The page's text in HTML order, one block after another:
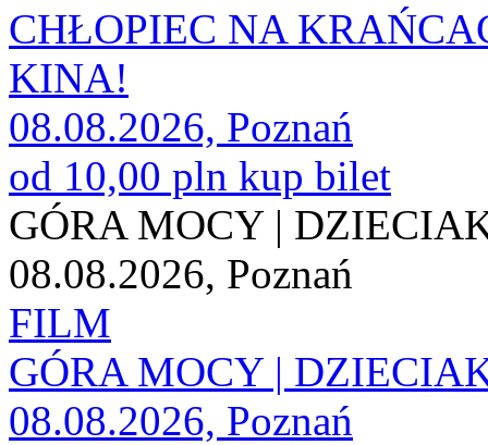
CHŁOPIEC NA
KINA!
08.08.2026, Poznań
od 10,00 pln kup bilet
GÓRA MOCY |
08.08.2026, Poznań
FILM
GÓRA MOCY |
08.08.2026, Poznań